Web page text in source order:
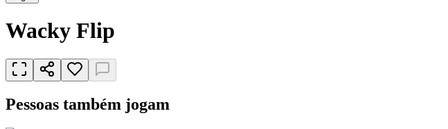
Wacky Flip
Pessoas também jogam